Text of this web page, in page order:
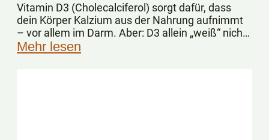
Vitamin D3 (Cholecalciferol) sorgt dafür, dass
dein Körper Kalzium aus der Nahrung aufnimmt
– vor allem im Darm. Aber: D3 allein „weiß“ nicht,
wohin das Kalzium im Körper gelangen soll.
Mehr lesen